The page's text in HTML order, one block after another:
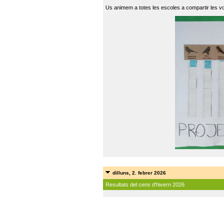
Us animem a totes les escoles a compartir les
dilluns, 2. febrer 2026
Resultats del cens d'hivern 2026